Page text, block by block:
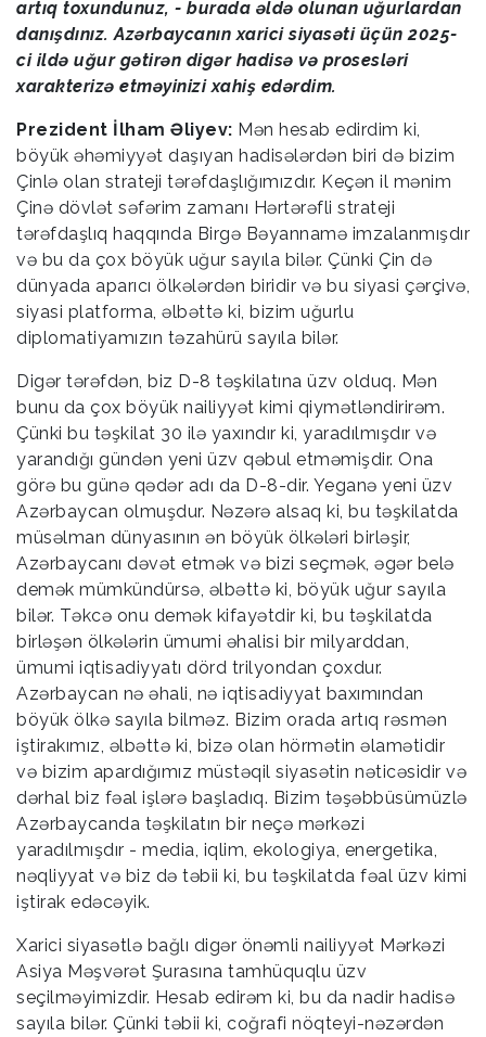
artıq toxundunuz, - burada əldə olunan uğurlardan
danışdınız. Azərbaycanın xarici siyasəti üçün 2025-
ci ildə uğur gətirən digər hadisə və prosesləri
xarakterizə etməyinizi xahiş edərdim.
Prezident İlham Əliyev: Mən hesab edirdim ki,
böyük əhəmiyyət daşıyan hadisələrdən biri də bizim
Çinlə olan strateji tərəfdaşlığımızdır. Keçən il mənim
Çinə dövlət səfərim zamanı Hərtərəfli strateji
tərəfdaşlıq haqqında Birgə Bəyannamə imzalanmışdır
və bu da çox böyük uğur sayıla bilər. Çünki Çin də
dünyada aparıcı ölkələrdən biridir və bu siyasi çərçivə,
siyasi platforma, əlbəttə ki, bizim uğurlu
diplomatiyamızın təzahürü sayıla bilər.
Digər tərəfdən, biz D-8 təşkilatına üzv olduq. Mən
bunu da çox böyük nailiyyət kimi qiymətləndirirəm.
Çünki bu təşkilat 30 ilə yaxındır ki, yaradılmışdır və
yarandığı gündən yeni üzv qəbul etməmişdir. Ona
görə bu günə qədər adı da D-8-dir. Yeganə yeni üzv
Azərbaycan olmuşdur. Nəzərə alsaq ki, bu təşkilatda
müsəlman dünyasının ən böyük ölkələri birləşir,
Azərbaycanı dəvət etmək və bizi seçmək, əgər belə
demək mümkündürsə, əlbəttə ki, böyük uğur sayıla
bilər. Təkcə onu demək kifayətdir ki, bu təşkilatda
birləşən ölkələrin ümumi əhalisi bir milyarddan,
ümumi iqtisadiyyatı dörd trilyondan çoxdur.
Azərbaycan nə əhali, nə iqtisadiyyat baxımından
böyük ölkə sayıla bilməz. Bizim orada artıq rəsmən
iştirakımız, əlbəttə ki, bizə olan hörmətin əlamətidir
və bizim apardığımız müstəqil siyasətin nəticəsidir və
dərhal biz fəal işlərə başladıq. Bizim təşəbbüsümüzlə
Azərbaycanda təşkilatın bir neçə mərkəzi
yaradılmışdır - media, iqlim, ekologiya, energetika,
nəqliyyat və biz də təbii ki, bu təşkilatda fəal üzv kimi
iştirak edəcəyik.
Xarici siyasətlə bağlı digər önəmli nailiyyət Mərkəzi
Asiya Məşvərət Şurasına tamhüquqlu üzv
seçilməyimizdir. Hesab edirəm ki, bu da nadir hadisə
sayıla bilər. Çünki təbii ki, coğrafi nöqteyi-nəzərdən